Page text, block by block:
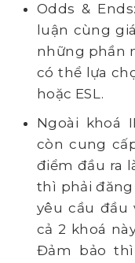
Odds &
luận cùng
những phần
có thể lựa
hoặc ESL.
Ngoài khoá
còn cung
điểm đầu ra
thì phải đăng
yêu cầu đầu
cả 2 khoá
Đảm bảo